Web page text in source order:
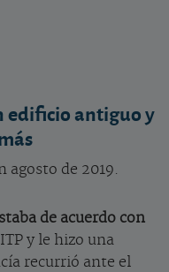
edificio antiguo y
agosto de 2019.
de acuerdo con
y le hizo una
recurrió ante el